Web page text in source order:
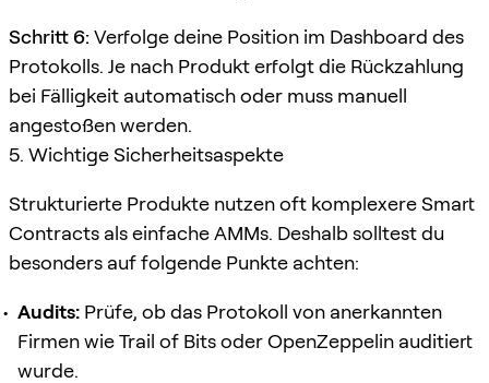
Schritt 6: Verfolge deine Position im Dashboard des
Protokolls. Je nach Produkt erfolgt die Rückzahlung
bei Fälligkeit automatisch oder muss manuell
angestoßen werden.
5. Wichtige Sicherheitsaspekte
Strukturierte Produkte nutzen oft komplexere Smart
Contracts als einfache AMMs. Deshalb solltest du
besonders auf folgende Punkte achten:
Audits: Prüfe, ob das Protokoll von anerkannten
Firmen wie Trail of Bits oder OpenZeppelin auditiert
wurde.